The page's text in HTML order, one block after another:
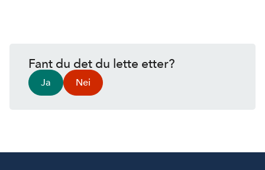
Fant du det du lette etter?
Ja Nei